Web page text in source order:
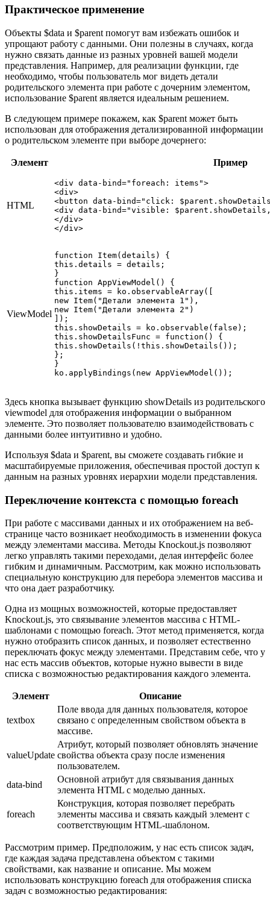
Практическое применение
Объекты $data и $parent помогут вам избежать ошибок и
упрощают работу с данными. Они полезны в случаях, когда
нужно связать данные из разных уровней вашей модели
представления. Например, для реализации функции, где
необходимо, чтобы пользователь мог видеть детали
родительского элемента при работе с дочерним элементом,
использование $parent является идеальным решением.
В следующем примере покажем, как $parent может быть
использован для отображения детализированной информации
о родительском элементе при выборе дочернего:
Элемент Пример
HTML
<div data-bind="foreach: items">
<div>
<button data-bind="click:
<div data-bind="visible:
</div>
</div>
ViewModel
function Item(details) {
this.details = details;
}
function AppViewModel() {
this.items = ko.observableArray([
new Item("Детали элемента 1"),
new Item("Детали элемента 2")
]);
this.showDetails = ko.observable(false);
this.showDetailsFunc = function() {
this.showDetails(!this.showDetails());
};
}
Здесь кнопка вызывает функцию showDetails из родительского
viewmodel для отображения информации о выбранном
элементе. Это позволяет пользователю взаимодействовать с
данными более интуитивно и удобно.
Используя $data и $parent, вы сможете создавать гибкие и
масштабируемые приложения, обеспечивая простой доступ к
данным на разных уровнях иерархии модели представления.
Переключение контекста с помощью foreach
При работе с массивами данных и их отображением на веб-
странице часто возникает необходимость в изменении фокуса
между элементами массива. Методы Knockout.js позволяют
легко управлять такими переходами, делая интерфейс более
гибким и динамичным. Рассмотрим, как можно использовать
специальную конструкцию для перебора элементов массива и
что она дает разработчику.
Одна из мощных возможностей, которые предоставляет
Knockout.js, это связывание элементов массива с HTML-
шаблонами с помощью foreach. Этот метод применяется, когда
нужно отобразить список данных, и позволяет естественно
переключать фокус между элементами. Представим себе, что у
нас есть массив объектов, которые нужно вывести в виде
списка с возможностью редактирования каждого элемента.
Элемент Описание
textbox
Поле ввода для данных пользователя, которое
связано с определенным свойством объекта в
массиве.
valueUpdate
Атрибут, который позволяет обновлять значение
свойства объекта сразу после изменения
пользователем.
data-bind
Основной атрибут для связывания данных
элемента HTML с моделью данных.
foreach
Конструкция, которая позволяет перебрать
элементы массива и связать каждый элемент с
соответствующим HTML-шаблоном.
Рассмотрим пример. Предположим, у нас есть список задач,
где каждая задача представлена объектом с такими
свойствами, как название и описание. Мы можем
использовать конструкцию foreach для отображения списка
задач с возможностью редактирования: